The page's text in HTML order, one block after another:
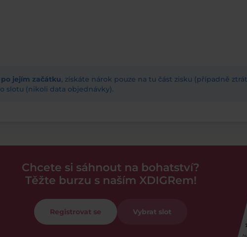
jejím začátku, získáte nárok pouze na tu část zisku (případně
slotu (nikoli data objednávky).
Chcete si sáhnout na bohatství?
Těžte burzu s naším XDIGRem!
Registrovat se Vybrat slot